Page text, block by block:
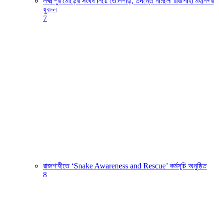
যুবদল
7
রাজশাহীতে ‘Snake Awareness and Rescue’ কর্মসূচি অনুষ্ঠিত
8